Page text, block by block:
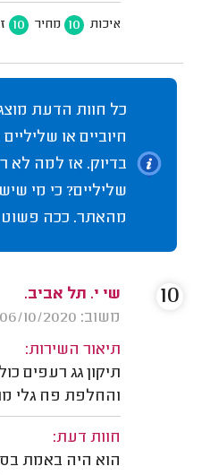
איכות 10 מחיר 10
כל חוות הדעת
חיוביים או
בדיוק. אז למה לא
שליליים? כי מי
מהאתר. ככה
שי י. תל אביב.
משוב: 06/10/2020
תיאור השירות:
תיקון גג רעפים
והחלפת פח גלי
חוות דעת:
הוא היה באמת
10